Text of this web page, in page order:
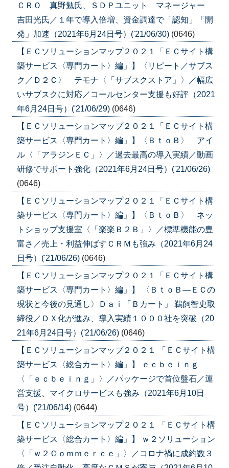
ＣＲＯ 真野勉氏、ＳＤＰユニット マネージャー
吉田光氏／１年で導入倍増、資金調達で「認知」「開
発」加速（2021年6月24日号）('21/06/30) (0646)
【ＥＣソリューションマップ２０２１「ＥＣサイト構
築サービス〈専門カート〉編」】〈リピート／サブス
ク／Ｄ２Ｃ〉 テモナ〈「サブスクストア」〉／幅広
いサブスクに対応／コールセンター支援も好評（2021
年6月24日号）('21/06/29) (0646)
【ＥＣソリューションマップ２０２１「ＥＣサイト構
築サービス〈専門カート〉編」】〈ＢｔｏＢ〉 アイ
ル〈「アラジンＥＣ」〉／過去最高の導入実績／動画
研修でサポート強化（2021年6月24日号）('21/06/26)
(0646)
【ＥＣソリューションマップ２０２１「ＥＣサイト構
築サービス〈専門カート〉編」】〈ＢｔｏＢ〉 ネッ
トショップ支援室〈「楽楽Ｂ２Ｂ」〉／標準機能の豊
富さ／売上・利益伸ばすＣＲＭも強み（2021年6月24
日号）('21/06/26) (0646)
【ＥＣソリューションマップ２０２１「ＥＣサイト構
築サービス〈専門カート〉編」】 〈ＢｔｏＢ―ＥＣの
現状と今後の見通し〉Ｄａｉ「Ｂカート」 鵜飼智史取
締役／ＤＸ化が進み、導入実績１０００社を突破（20
21年6月24日号）('21/06/26) (0646)
【ＥＣソリューションマップ２０２１ 「ＥＣサイト構
築サービス〈総合カート〉編」】 ｅｃｂｅｉｎｇ
〈「ｅｃｂｅｉｎｇ」〉／パッケージで首位盤石／運
営支援、マイクロサービスも強み（2021年6月10日
号）('21/06/14) (0644)
【ＥＣソリューションマップ２０２１ 「ＥＣサイト構
築サービス〈総合カート〉編」】 ｗ２ソリューション
〈「ｗ２Ｃｏｍｍｅｒｃｅ」〉／コロナ禍に成約数３